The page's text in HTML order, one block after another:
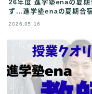
26年度 進学塾enaの夏期
ず…進学塾enaの夏期合
2026.05.16